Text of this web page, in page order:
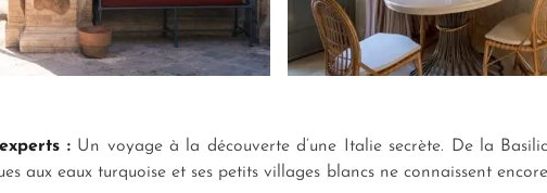
: Un voyage à la découverte d’une Italie secrète. De la
aux eaux turquoise et ses petits villages blancs ne connaissent